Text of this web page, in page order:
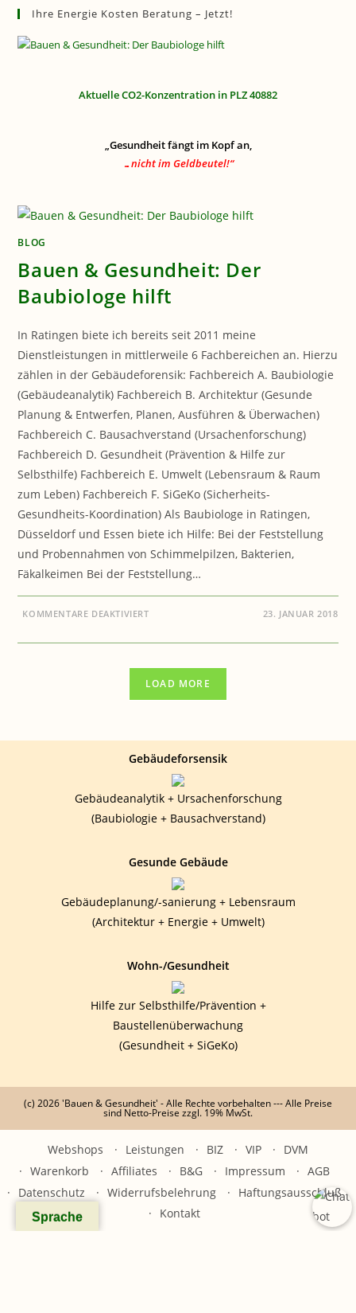
Ihre Energie Kosten Beratung – Jetzt!
Aktuelle CO2-Konzentration in PLZ 40882
„Gesundheit fängt im Kopf an,
…nicht im Geldbeutel!“
BLOG
Bauen & Gesundheit: Der
Baubiologe hilft
In Ratingen biete ich bereits seit 2011 meine
Dienstleistungen in mittlerweile 6 Fachbereichen an. Hierzu
zählen in der Gebäudeforensik: Fachbereich A. Baubiologie
(Gebäudeanalytik) Fachbereich B. Architektur (Gesunde
Planung & Entwerfen, Planen, Ausführen & Überwachen)
Fachbereich C. Bausachverstand (Ursachenforschung)
Fachbereich D. Gesundheit (Prävention & Hilfe zur
Selbsthilfe) Fachbereich E. Umwelt (Lebensraum & Raum
zum Leben) Fachbereich F. SiGeKo (Sicherheits-
Gesundheits-Koordination) Als Baubiologe in Ratingen,
Düsseldorf und Essen biete ich Hilfe: Bei der Feststellung
und Probennahmen von Schimmelpilzen, Bakterien,
Fäkalkeimen Bei der Feststellung…
KOMMENTARE DEAKTIVIERTFÜR
GESUNDHEIT:
BAUBIOLOGE
23. JANUAR 2018
LOAD MORE
Gebäudeforsensik
Gebäudeanalytik + Ursachenforschung
(Baubiologie + Bausachverstand)
Gesunde Gebäude
Gebäudeplanung/-sanierung + Lebensraum
(Architektur + Energie + Umwelt)
Wohn-/Gesundheit
Hilfe zur Selbsthilfe/Prävention +
Baustellenüberwachung
(Gesundheit + SiGeKo)
(c) 2026 'Bauen & Gesundheit' - Alle Rechte vorbehalten --- Alle Preise
sind Netto-Preise zzgl. 19% MwSt.
Sprache
Webshops Leistungen BIZ VIP
DVM
Warenkorb
Affiliates B&G Impressum
AGB
Datenschutz
Widerrufsbelehrung
Haftungsausschluß
Kontakt